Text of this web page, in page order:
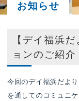
お知らせ
【デイ福浜
ョンのご紹介
今回のデイ福浜だよ
を通してのコミュニ